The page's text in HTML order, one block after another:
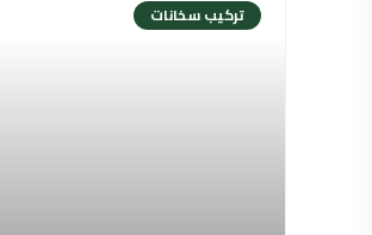
تركيب سخانات